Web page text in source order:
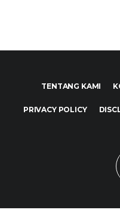
TENTANG KAMI
PRIVACY POLICY